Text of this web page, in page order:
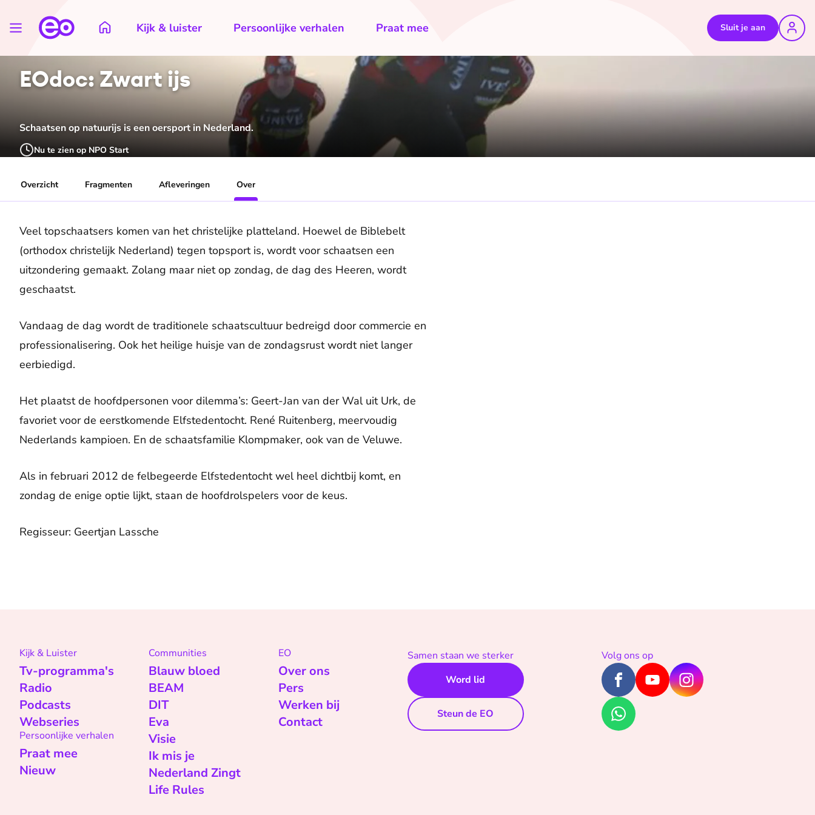
Kijk & luister Persoonlijke verhalen Praat mee Sluit je aan
EOdoc: Zwart ijs
Schaatsen op natuurijs is een oersport in Nederland.
Nu te zien op NPO Start
Overzicht Fragmenten Afleveringen Over
Veel topschaatsers komen van het christelijke platteland. Hoewel de Biblebelt
(orthodox christelijk Nederland) tegen topsport is, wordt voor schaatsen een
uitzondering gemaakt. Zolang maar niet op zondag, de dag des Heeren, wordt
geschaatst.
Vandaag de dag wordt de traditionele schaatscultuur bedreigd door commercie en
professionalisering. Ook het heilige huisje van de zondagsrust wordt niet langer
eerbiedigd.
Het plaatst de hoofdpersonen voor dilemma’s: Geert-Jan van der Wal uit Urk, de
favoriet voor de eerstkomende Elfstedentocht. René Ruitenberg, meervoudig
Nederlands kampioen. En de schaatsfamilie Klompmaker, ook van de Veluwe.
Als in februari 2012 de felbegeerde Elfstedentocht wel heel dichtbij komt, en
zondag de enige optie lijkt, staan de hoofdrolspelers voor de keus.
Regisseur: Geertjan Lassche
Kijk & Luister
Tv-programma's
Radio
Podcasts
Webseries
Persoonlijke verhalen
Praat mee
Nieuw
Communities
Blauw bloed
BEAM
DIT
Eva
Visie
Ik mis je
Nederland Zingt
Life Rules
EO
Over ons
Pers
Werken bij
Contact
Samen staan we sterker
Word lid
Steun de EO
Volg ons op